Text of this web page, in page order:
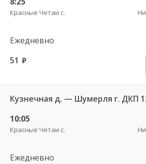
Красные Четаи с.
Ежедневно
51 руб.
Кузнечная д. — Шумерля г. ДКП
10:05
Красные Четаи с.
Ежедневно